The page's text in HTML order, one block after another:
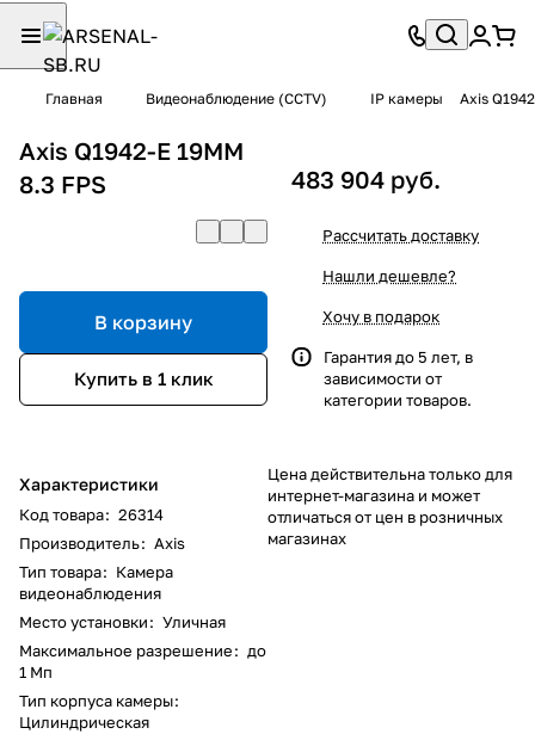
Главная Видеонаблюдение (CCTV) IP камеры Axis
Axis Q1942-E 19MM
8.3 FPS
В корзину
Купить в 1 клик
Характеристики
Код товара: 26314
Производитель: Axis
Тип товара: Камера
видеонаблюдения
Место установки: Уличная
Максимальное разрешение: до
1 Мп
Тип корпуса камеры:
Цилиндрическая
483 904 руб.
Рассчитать доставку
Нашли дешевле?
Хочу в подарок
Гарантия до 5 лет, в
зависимости от
категории товаров.
Цена действительна только для
интернет-магазина и может
отличаться от цен в розничных
магазинах